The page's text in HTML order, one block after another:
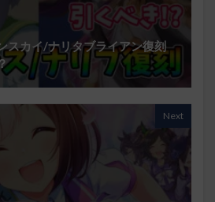
スカイ/ナリタブライアン復刻
Next